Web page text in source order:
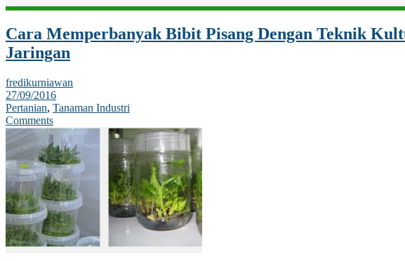
Cara Memperbanyak Bibit Pisang Dengan Teknik
Jaringan
fredikurniawan
27/09/2016
Pertanian, Tanaman Industri
Comments